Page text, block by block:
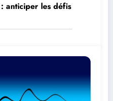
anticiper les défis